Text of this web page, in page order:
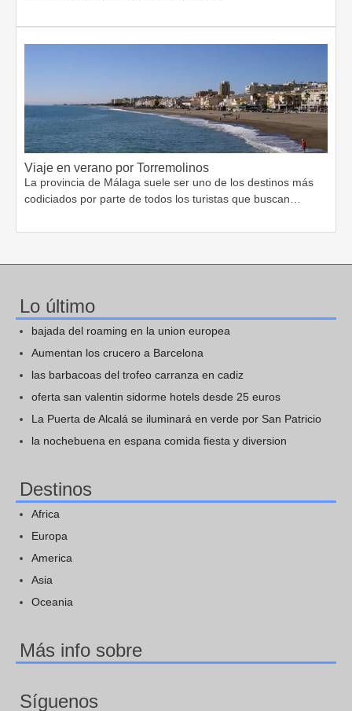
Viaje en verano por Torremolinos
La provincia de Málaga suele ser uno de los destinos más
codiciados por parte de todos los turistas que buscan…
Lo último
bajada del roaming en la union europea
Aumentan los crucero a Barcelona
las barbacoas del trofeo carranza en cadiz
oferta san valentin sidorme hotels desde 25 euros
La Puerta de Alcalá se iluminará en verde por San Patricio
la nochebuena en espana comida fiesta y diversion
Destinos
Africa
Europa
America
Asia
Oceania
Más info sobre
Síguenos